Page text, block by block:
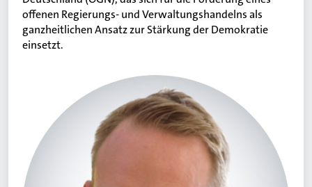
offenen Regierungs- und Verwaltungshandelns als
ganzheitlichen Ansatz zur Stärkung der Demokratie
einsetzt.